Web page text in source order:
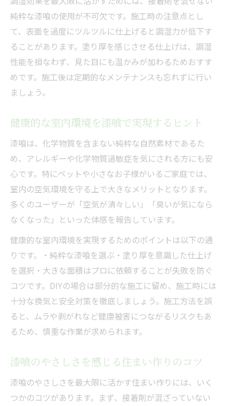
純粋な漆喰の使用が不可欠です。施工時の注意点とし
て、表面を過度にツルツルに仕上げると調湿力が低下す
ることがあります。塗り厚を感じさせる仕上げは、調湿
性能を損なわず、見た目にも温かみが加わるためおすす
めです。施工後は定期的なメンテナンスも忘れずに行い
ましょう。
健康的な室内環境を漆喰で実現するヒント
漆喰は、化学物質を含まない純粋な自然素材であるた
め、アレルギーや化学物質過敏症を気にされる方にも安
心です。特にペットや小さなお子様がいるご家庭では、
室内の空気環境を守る上で大きなメリットとなります。
多くのユーザーが「空気が清々しい」「臭いが気になら
なくなった」といった体感を報告しています。
健康的な室内環境を実現するためのポイントは以下の通
りです。・純粋な漆喰を選ぶ・塗り厚を意識した仕上げ
を選択・大きな面積はプロに依頼することが失敗を防ぐ
コツです。DIYの場合は部分的な施工に留め、施工時には
十分な換気と安全対策を徹底しましょう。施工方法を誤
ると、ムラや剥がれなど健康被害につながるリスクもあ
るため、慎重な作業が求められます。
漆喰のやさしさを感じる住まい作りのコツ
漆喰のやさしさを最大限に活かす住まい作りには、いく
つかのコツがあります。まず、接着剤が混ざっていない